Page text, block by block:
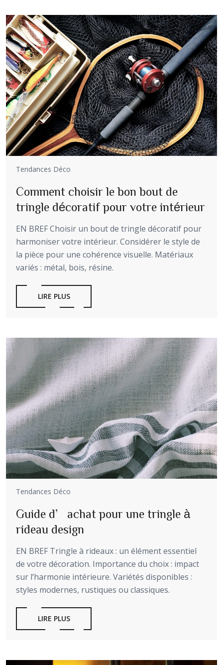
Tendances Déco
Comment choisir le bon bout de
tringle décoratif pour votre intérieur
EN BREF Choisir un bout de tringle décoratif pour
harmoniser votre intérieur. Considérer le style de
la pièce pour une cohérence visuelle. Matériaux
variés : métal, bois, résine.
LIRE PLUS
Tendances Déco
Guide d’achat pour une tringle à
rideau design
EN BREF Tringle à rideaux : un élément essentiel
de votre décoration. Importance du choix : impact
sur l’harmonie intérieure. Variétés disponibles :
styles modernes, rustiques ou classiques.
LIRE PLUS